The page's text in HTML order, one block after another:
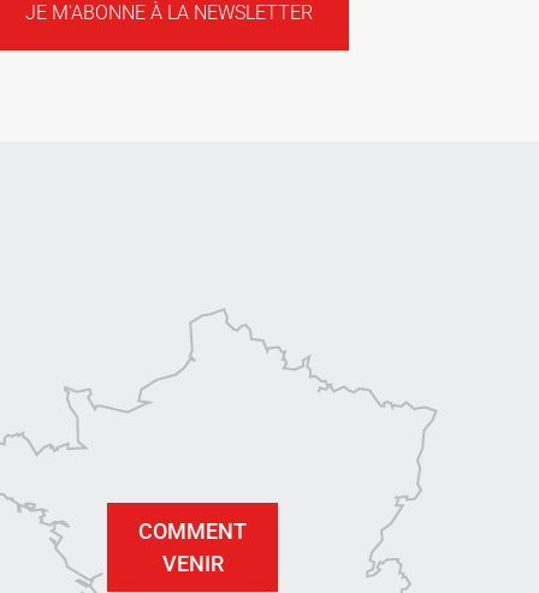
JE M'ABONNE À LA NEWSLETTER
COMMENT
VENIR